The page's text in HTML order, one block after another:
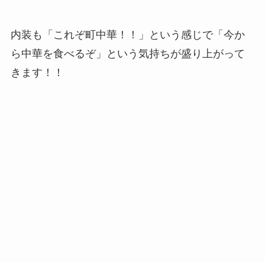
内装も「これぞ町中華！！」という感じで「今か
ら中華を食べるぞ」という気持ちが盛り上がって
きます！！